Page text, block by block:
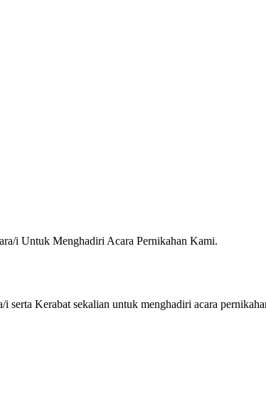
i Untuk Menghadiri Acara Pernikahan Kami.
serta Kerabat sekalian untuk menghadiri acara